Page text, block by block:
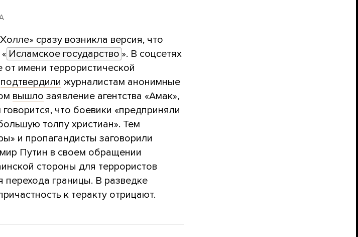
сразу возникла версия, что
Исламское государство ». В соцсетях
имени террористической
подтвердили журналистам анонимные
вышло заявление агентства «Амак»,
что боевики «предприняли
толпу христиан». Тем
и пропагандисты заговорили
Путин в своем обращении
стороны для террористов
перехода границы. В разведке
к теракту отрицают.